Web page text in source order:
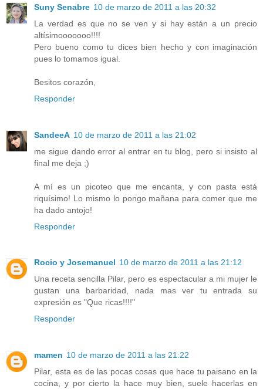
Suny Senabre 10 de marzo de 2011 a las 20:32
La verdad es que no se ven y si hay están a un precio
altísimooooooo!!!!
Pero bueno como tu dices bien hecho y con imaginación
pues lo tomamos igual.
Besitos corazón,
Responder
SandeeA 10 de marzo de 2011 a las 21:02
me sigue dando error al entrar en tu blog, pero si insisto al
final me deja ;)
A mí es un picoteo que me encanta, y con pasta está
riquísimo! Lo mismo lo pongo mañana para comer que me
ha dado antojo!
Responder
Rocio y Josemanuel 10 de marzo de 2011 a las 21:12
Una receta sencilla Pilar, pero es espectacular a mi mujer le
gustan una barbaridad, nada mas ver tu entrada su
expresión es "Que ricas!!!!"
Responder
mamen 10 de marzo de 2011 a las 21:22
Pilar, esta es de las pocas cosas que hace tu paisano en la
cocina, y por cierto la hace muy bien, suele hacerlas en